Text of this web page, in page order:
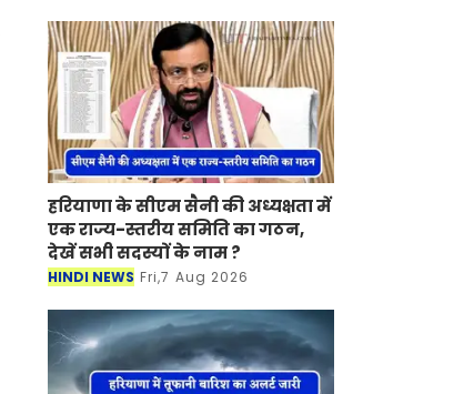
हरियाणा के सीएम सैनी की अध्यक्षता में
एक राज्य-स्तरीय समिति का गठन,
देखें सभी सदस्यों के नाम ?
HINDI NEWS Fri,7 Aug 2026